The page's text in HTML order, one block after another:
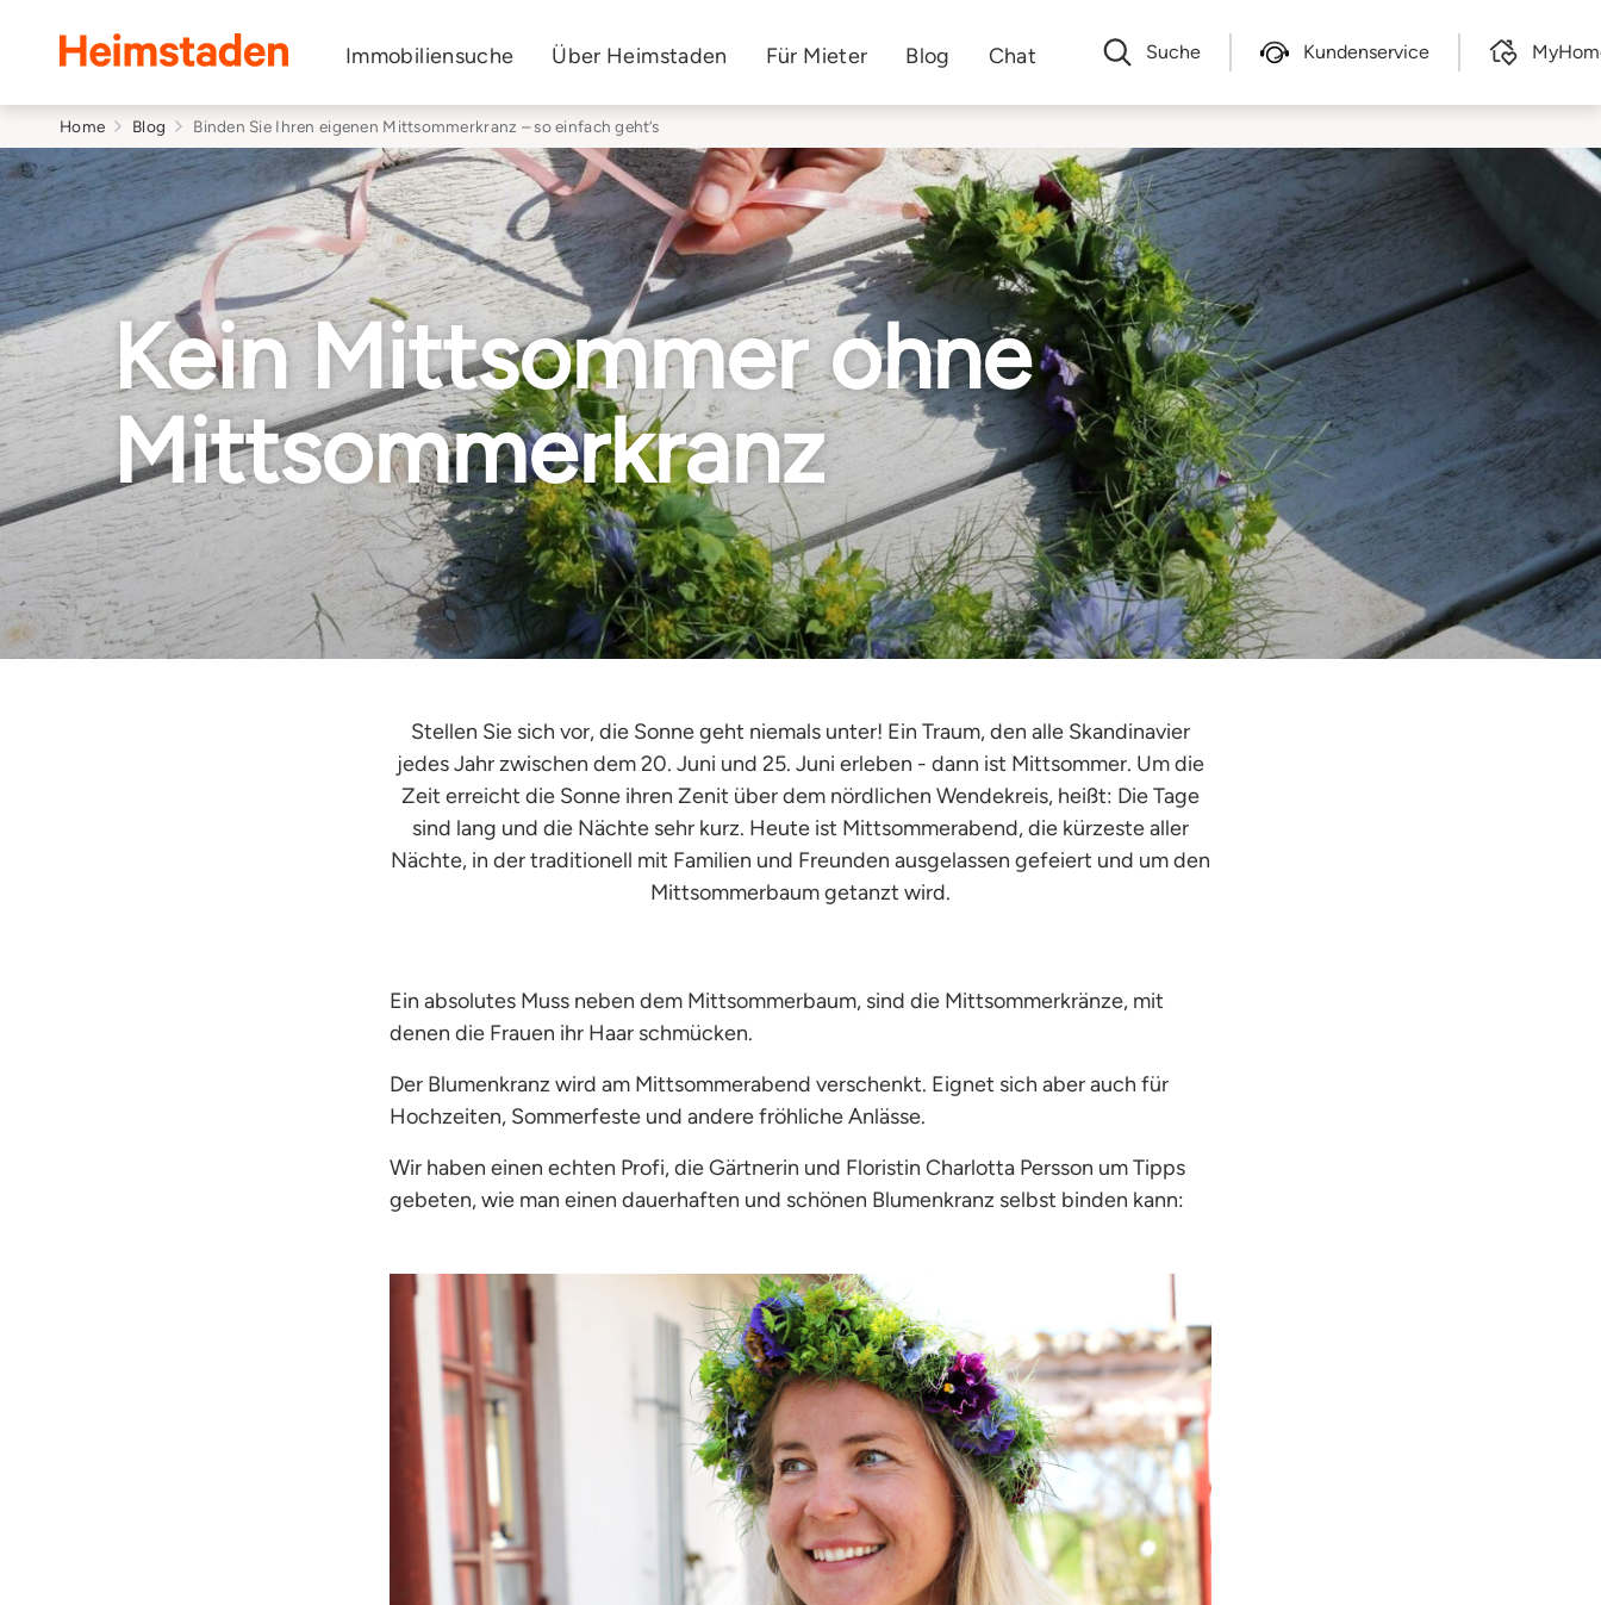
HeimstadenImmobiliensuche Über Heimstaden Für Mieter Blog Chat Suche Kundenservice
Home Blog Binden Sie Ihren eigenen Mittsommerkranz – so einfach geht’s
Kein Mittsommer ohne
Mittsommerkranz
Stellen Sie sich vor, die Sonne geht niemals unter! Ein Traum, den alle Skandinavier
jedes Jahr zwischen dem 20. Juni und 25. Juni erleben - dann ist Mittsommer. Um die
Zeit erreicht die Sonne ihren Zenit über dem nördlichen Wendekreis, heißt: Die Tage
sind lang und die Nächte sehr kurz. Heute ist Mittsommerabend, die kürzeste aller
Nächte, in der traditionell mit Familien und Freunden ausgelassen gefeiert und um den
Mittsommerbaum getanzt wird.
Ein absolutes Muss neben dem Mittsommerbaum, sind die Mittsommerkränze, mit
denen die Frauen ihr Haar schmücken.
Der Blumenkranz wird am Mittsommerabend verschenkt. Eignet sich aber auch für
Hochzeiten, Sommerfeste und andere fröhliche Anlässe.
Wir haben einen echten Profi, die Gärtnerin und Floristin Charlotta Persson um Tipps
gebeten, wie man einen dauerhaften und schönen Blumenkranz selbst binden kann: